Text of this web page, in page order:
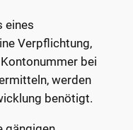
eines
Verpflichtung,
bei
werden
benötigt.